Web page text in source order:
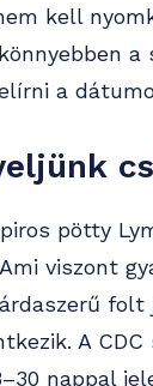
kell
a
pötty
viszont
A
nappal